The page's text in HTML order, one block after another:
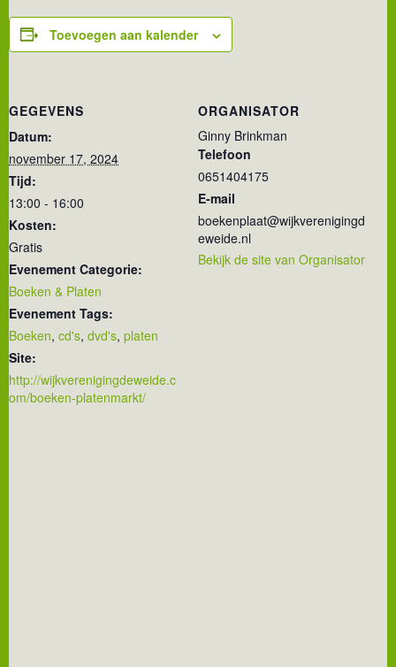
Toevoegen aan kalender
GEGEVENS
Datum:
november 17, 2024
Tijd:
13:00 - 16:00
Kosten:
Gratis
Evenement Categorie:
Boeken & Platen
Evenement Tags:
Boeken, cd's, dvd's, platen
Site:
http://wijkverenigingdeweide.c
om/boeken-platenmarkt/
ORGANISATOR
Ginny Brinkman
Telefoon
0651404175
E-mail
boekenplaat@wijkverenigingd
eweide.nl
Bekijk de site van Organisator